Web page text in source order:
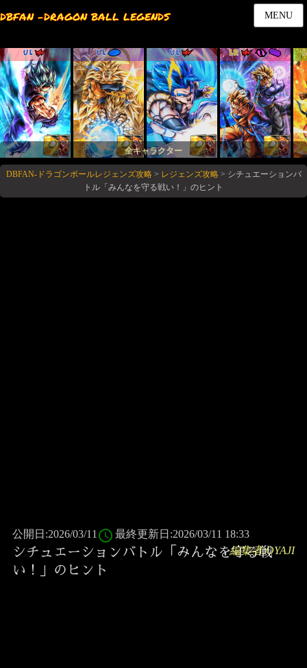
DBFAN -DRAGON BALL LEGENDS MENU
UL UL UL LR
全キャラクター
DBFAN-ドラゴンボールレジェンズ攻略> レジェンズ攻略> シチュエーションバ
トル「みんなを守る戦い！」のヒント
公開日:2026/03/11 access_time 最終更新日:2026/03/11 18:33
シチュエーションバトル「みんなを守る戦
い！」のヒント
編集者:OYAJI